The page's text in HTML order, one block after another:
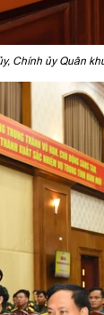
Chính ủy Quân